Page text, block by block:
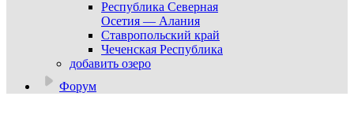
Республика Северная
Осетия — Алания
Ставропольский край
Чеченская Республика
добавить озеро
Форум